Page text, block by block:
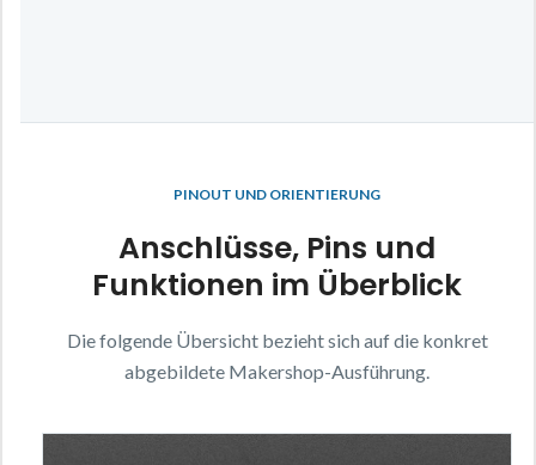
PINOUT UND ORIENTIERUNG
Anschlüsse, Pins und
Funktionen im Überblick
Die folgende Übersicht bezieht sich auf die konkret
abgebildete Makershop-Ausführung.